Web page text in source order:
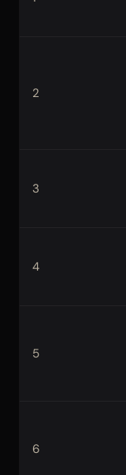
2
3
4
5
6